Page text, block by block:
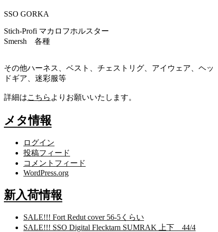
SSO GORKA
Stich-Profi マカロフホルスター
Smersh 各種
その他ハーネス、ベスト、チェストリグ、アイウェア、ヘッ
ドギア、迷彩服等
詳細はこちら よりお願いいたします。
メタ情報
ログイン
投稿フィード
コメントフィード
WordPress.org
新入荷情報
SALE!!! Fort Redut cover 56-5くらい
SALE!!! SSO Digital Flecktarn SUMRAK 上下 44/4